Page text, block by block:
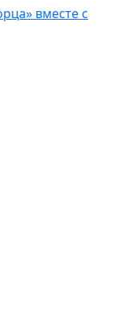
вместе с